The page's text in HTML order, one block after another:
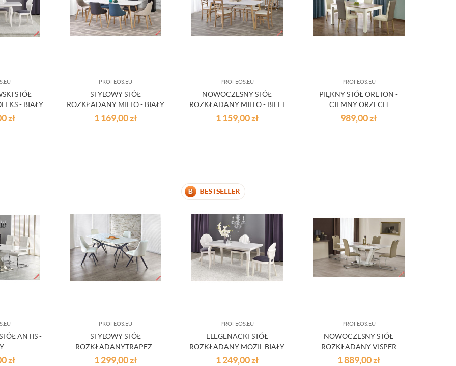
STÓŁ
- BIAŁY
zł
PROFEOS.EU
STYLOWY STÓŁ
ROZKŁADANY MILLO - BIAŁY
I MIODOWY DĄB
1 169,00zł
PROFEOS.EU
NOWOCZESNY STÓŁ
ROZKŁADANY MILLO - BIEL I
MIODOWY DĄB
1 159,00zł
PROFEOS.EU
PIĘKNY STÓŁ ORETON -
CIEMNY ORZECH
989,00zł
ANTIS -
zł
PROFEOS.EU
STYLOWY STÓŁ
ROZKŁADANYTRAPEZ -
BIAŁY
1 299,00zł
PROFEOS.EU
ELEGENACKI STÓŁ
ROZKŁADANY MOZIL BIAŁY
1 249,00zł
PROFEOS.EU
NOWOCZESNY STÓŁ
ROZKŁADANY VISPER
1 889,00zł